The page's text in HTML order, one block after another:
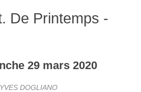
De Printemps -
29 mars 2020
YVES DOGLIANO